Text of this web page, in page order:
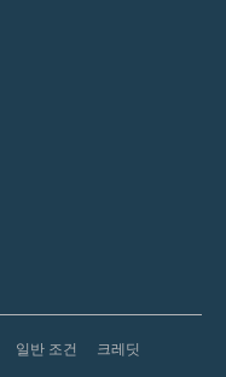
일반 조건 크레딧